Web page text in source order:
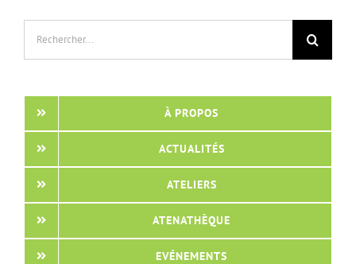
À PROPOS
ACTUALITÉS
ATELIERS
ATENATHÈQUE
EVÉNEMENTS